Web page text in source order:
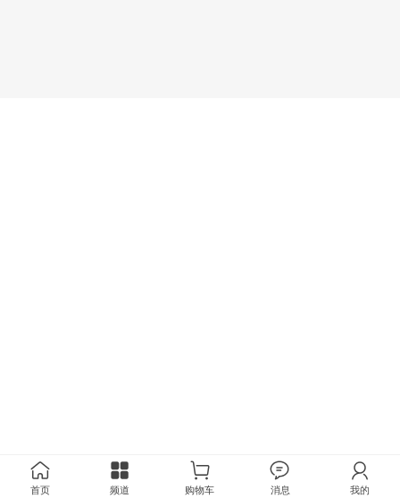
首页 频道 购物车 消息 我的